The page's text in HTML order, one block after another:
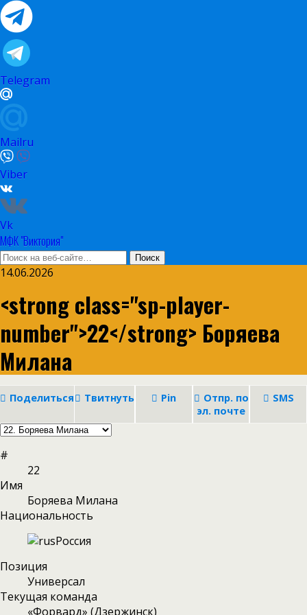
Telegram
Mailru
Viber
Vk
МФК "Виктория"
14.06.2026
<strong class="sp-player-
number">22</strong> Боряева
Милана
Поделиться Твитнуть Pin
Отпр. по
эл. почте
SMS
#
22
Имя
Боряева Милана
Национальность
Россия
Позиция
Универсал
Текущая команда
«Форвард» (Дзержинск)